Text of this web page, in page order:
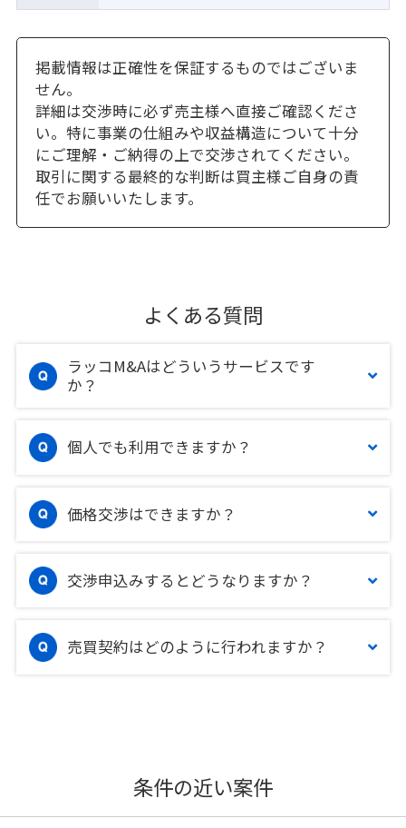
掲載情報は正確性を保証するものではございま
せん。
詳細は交渉時に必ず売主様へ直接ご確認くださ
い。特に事業の仕組みや収益構造について十分
にご理解・ご納得の上で交渉されてください。
取引に関する最終的な判断は買主様ご自身の責
任でお願いいたします。
よくある質問
ラッコM&Aはどういうサービスです
か？
個人でも利用できますか？
価格交渉はできますか？
交渉申込みするとどうなりますか？
売買契約はどのように行われますか？
条件の近い案件